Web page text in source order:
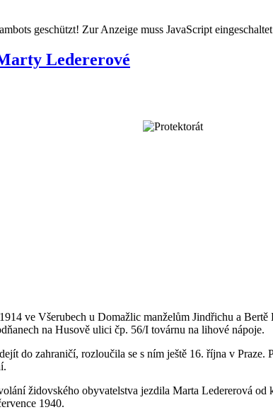
geschützt! Zur Anzeige muss JavaScript
Ledererové
ve Všerubech u Domažlic manželům Jindřichu a
na Husově ulici čp. 56/I továrnu na lihové nápoje.
do zahraničí, rozloučila se s ním ještě 16. října v
židovského obyvatelstva jezdila Marta Ledererová
1940.